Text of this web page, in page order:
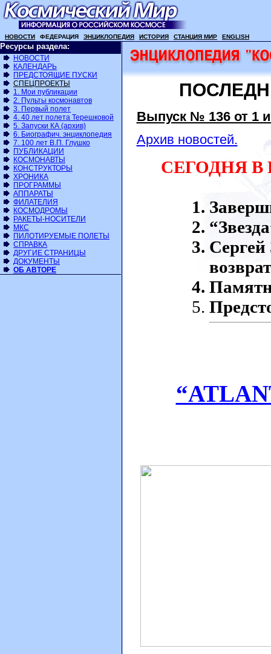
НОВОСТИ ФЕДЕРАЦИЯ ЭНЦИКЛОПЕДИЯ ИСТОРИЯ СТАНЦИЯ МИР ENGLISH
Ресурсы раздела:
НОВОСТИ
КАЛЕНДАРЬ
ПРЕДСТОЯЩИЕ ПУСКИ
СПЕЦПРОЕКТЫ
1. Мои публикации
2. Пульты космонавтов
3. Первый полет
4. 40 лет полета Терешковой
5. Запуски КА (архив)
6. Биографич. энциклопедия
7. 100 лет В.П. Глушко
ПУБЛИКАЦИИ
КОСМОНАВТЫ
КОНСТРУКТОРЫ
ХРОНИКА
ПРОГРАММЫ
АППАРАТЫ
ФИЛАТЕЛИЯ
КОСМОДРОМЫ
РАКЕТЫ-НОСИТЕЛИ
МКС
ПИЛОТИРУЕМЫЕ ПОЛЕТЫ
СПРАВКА
ДРУГИЕ СТРАНИЦЫ
ДОКУМЕНТЫ
ОБ АВТОРЕ
Выпуск № 136 от 1
Архив новостей.
СЕГОДНЯ